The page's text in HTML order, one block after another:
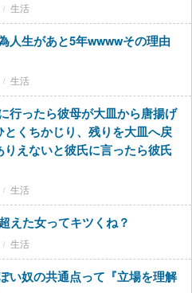
生活
人生があと5年wwwwその理由
生活
行ったら彼母が大皿から唐揚げ
くちかじり、残りを大皿へ戻
りえないと彼氏に言ったら彼氏
生活
えた女ってキツくね？
生活
い奴の共通点って『立場を理解